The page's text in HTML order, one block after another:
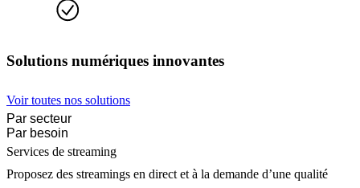
Solutions numériques innovantes
Voir toutes nos solutions
Par secteur
Par besoin
Services de streaming
Proposez des streamings en direct et à la demande d’une qualité